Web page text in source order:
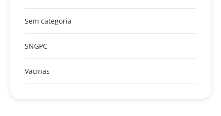
Sem categoria
SNGPC
Vacinas